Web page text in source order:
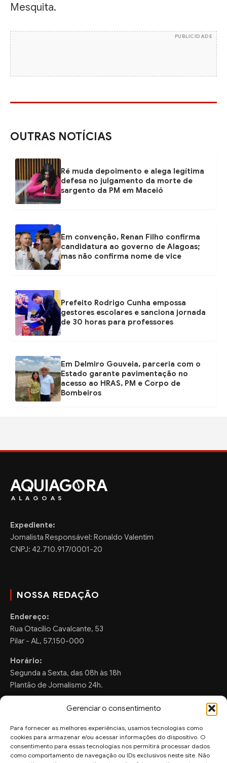
Gerenciar o consentimento
Para fornecer as melhores experiências, usamos tecnologias como
cookies para armazenar e/ou acessar informações do dispositivo. O
consentimento para essas tecnologias nos permitirá processar dados
como comportamento de navegação ou IDs exclusivos neste site. Não
Mesquita.
PUBLICIDADE
OUTRAS NOTÍCIAS
Ré muda depoimento e alega legítima
defesa no julgamento da morte de
sargento da PM em Maceió
Em convenção, Renan Filho confirma
candidatura ao governo de Alagoas;
mas não confirma nome de vice
Prefeito Rodrigo Cunha empossa
gestores escolares e sanciona jornada
de 30 horas para professores
Em Delmiro Gouveia, parceria com o
Estado garante pavimentação no
acesso ao HRAS, PM e Corpo de
Bombeiros
AQUIAG RA
ALAGOAS
Expediente:
Jornalista Responsável: Ronaldo Valentim
CNPJ: 42.710.917/0001-20
NOSSA REDAÇÃO
Endereço:
Rua Otacilio Cavalcante, 53
Pilar - AL, 57.150-000
Horário:
Segunda a Sexta, das 08h às 18h
Plantão de Jornalismo 24h.
FALE CONOSCO
Sugestões de Pauta: